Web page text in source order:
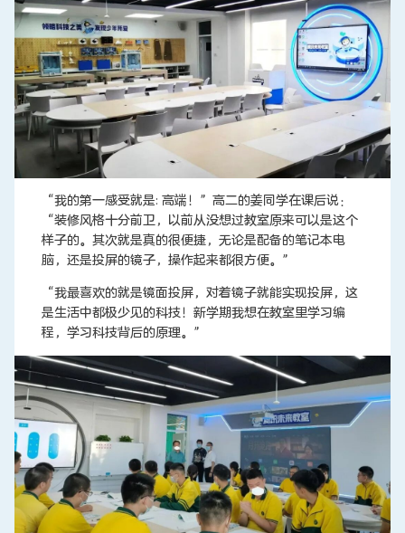
“我的第一感受就是: 高端！”高二的姜同学在课后说：
“装修风格十分前卫，以前从没想过教室原来可以是这个
样子的。其次就是真的很便捷，无论是配备的笔记本电
脑，还是投屏的镜子，操作起来都很方便。”
“我最喜欢的就是镜面投屏，对着镜子就能实现投屏，这
是生活中都极少见的科技！新学期我想在教室里学习编
程，学习科技背后的原理。”